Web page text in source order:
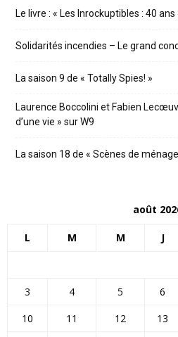
Le livre : « Les Inrockuptibles : 40
Solidarités incendies – Le grand
La saison 9 de « Totally Spies! »
Laurence Boccolini et Fabien
d’une vie » sur W9
La saison 18 de « Scènes de
août
L M M J
3
4 5 6
10
11 12 13